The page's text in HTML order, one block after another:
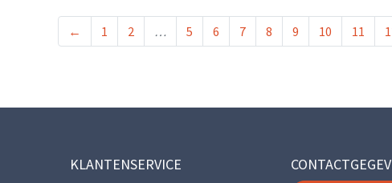
← 1 2 … 5 6 7 8 9 10 11
KLANTENSERVICE